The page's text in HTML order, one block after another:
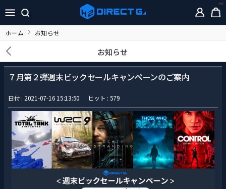
ホーム お知らせ
お知らせ
７月第２弾週末ビックセールキャンペーンのご案内
日付 : 2021-07-16 15:13:50 ヒット : 579